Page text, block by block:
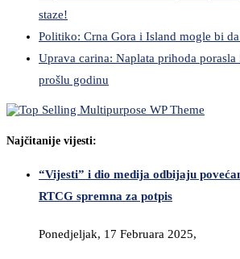
staze!
Politiko: Crna Gora i Island mogle bi
Uprava carina: Naplata prihoda porasla
prošlu godinu
Najčitanije vijesti:
“Vijesti” i dio medija odbijaju
RTCG spremna za potpis
Ponedjeljak, 17 Februara 2025,